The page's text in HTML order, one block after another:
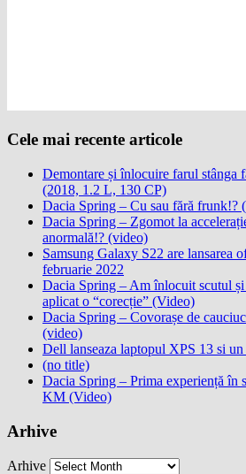
Cele mai recente articole
Demontare și înlocuire farul stânga
(2018, 1.2 L, 130 CP)
Dacia Spring – Cu sau fără frunk!?
Dacia Spring – Zgomot la
anormală!? (video)
Samsung Galaxy S22 are lansarea
februarie 2022
Dacia Spring – Am înlocuit scutul
aplicat o “corecție” (Video)
Dacia Spring – Covorașe de
(video)
Dell lanseaza laptopul XPS 13 si
(no title)
Dacia Spring – Prima experiență în
KM (Video)
Arhive
Arhive